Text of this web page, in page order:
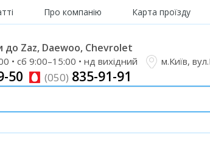
Про компанію Карта проїзду
до Zaz, Daewoo, Chevrolet
• сб 9:00–15:00 • нд вихідний м.Київ,
50 (050) 835-91-91